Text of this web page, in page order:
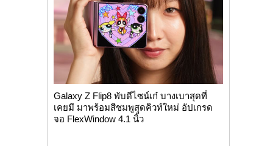
Galaxy Z Flip8 พับดีไซน์เก๋ บางเบาสุดที่
เคยมี มาพร้อมสีชมพูสุดคิวท์ใหม่ อัปเกรด
จอ FlexWindow 4.1 นิ้ว